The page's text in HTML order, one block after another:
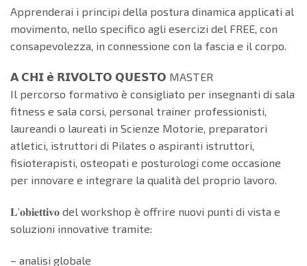
Apprenderai i principi della postura dinamica applicati al
movimento, nello specifico agli esercizi del FREE, con
consapevolezza, in connessione con la fascia e il corpo.
𝗔 𝗖𝗛𝗜 𝗲̀ 𝗥𝗜𝗩𝗢𝗟𝗧𝗢 𝗤𝗨𝗘𝗦𝗧𝗢 MASTER
Il percorso formativo è consigliato per insegnanti di sala
fitness e sala corsi, personal trainer professionisti,
laureandi o laureati in Scienze Motorie, preparatori
atletici, istruttori di Pilates o aspiranti istruttori,
fisioterapisti, osteopati e posturologi come occasione
per innovare e integrare la qualità del proprio lavoro.
𝐋’𝐨𝐛𝐢𝐞𝐭𝐭𝐢𝐯𝐨 del workshop è offrire nuovi punti di vista e
soluzioni innovative tramite:
– analisi globale